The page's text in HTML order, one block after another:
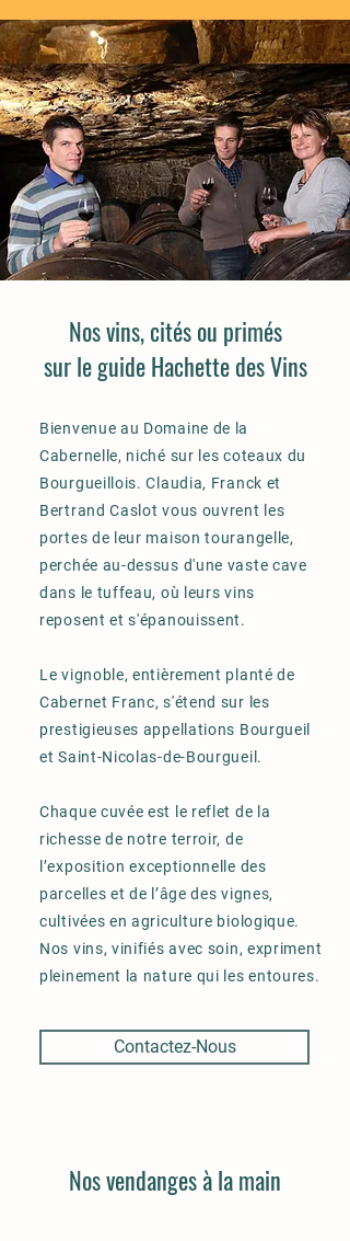
Nos vins, cités ou primés
sur le guide Hachette des Vins
Bienvenue au Domaine de la
Cabernelle, niché sur les coteaux du
Bourgueillois. Claudia, Franck et
Bertrand Caslot vous ouvrent les
portes de leur maison tourangelle,
perchée au-dessus d'une vaste cave
dans le tuffeau, où leurs vins
reposent et s'épanouissent.
Le vignoble, entièrement planté de
Cabernet Franc, s'étend sur les
prestigieuses appellations Bourgueil
et Saint-Nicolas-de-Bourgueil.
Chaque cuvée est le reflet de la
richesse de notre terroir, de
l’exposition exceptionnelle des
parcelles et de l’âge des vignes,
cultivées en agriculture biologique.
Nos vins, vinifiés avec soin, expriment
pleinement la nature qui les entoures.
Contactez-Nous
Nos vendanges à la main